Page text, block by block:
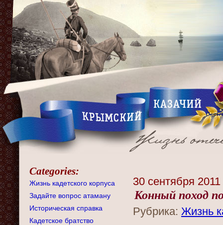
Categories:
Жизнь кадетского корпуса
Задайте вопрос атаману
Историческая справка
Кадетское братство
30 сентября 2011
Конный поход
Рубрика: Жизнь